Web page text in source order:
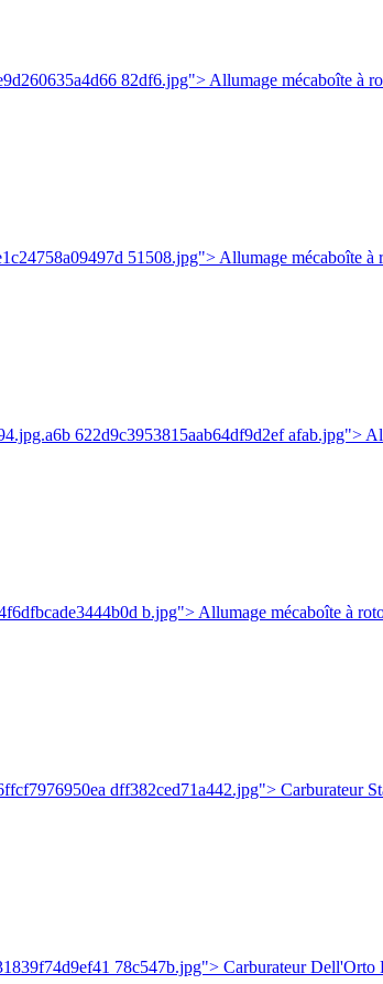
82df6.jpg"> Allumage mécaboîte
51508.jpg"> Allumage mécaboîte
622d9c3953815aab64df9d2ef afab.jpg">
b.jpg"> Allumage mécaboîte à
dff382ced71a442.jpg"> Carburateur
78c547b.jpg"> Carburateur